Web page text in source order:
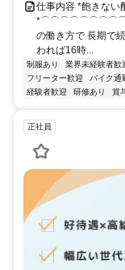
仕事内容 *飽きない
の働き方で 長期で
われば16時...
制服あり 業界未経験者歓
フリーター歓迎
バイク通
経験者歓迎
研修あり 賞
正社員